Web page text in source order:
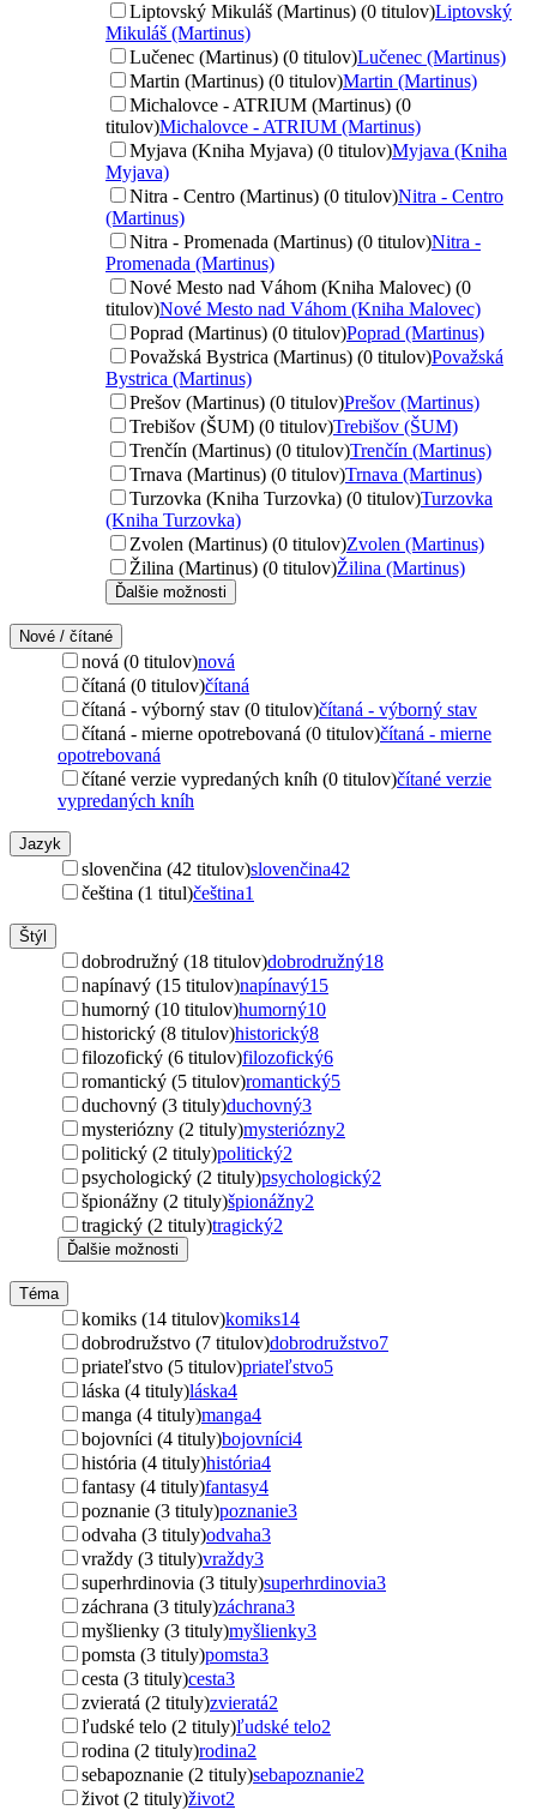
Liptovský Mikuláš (Martinus) (0 titulov)Liptovský
Mikuláš (Martinus)
Lučenec (Martinus) (0 titulov)Lučenec (Martinus)
Martin (Martinus) (0 titulov)Martin (Martinus)
Michalovce - ATRIUM (Martinus) (0
titulov)Michalovce - ATRIUM (Martinus)
Myjava (Kniha Myjava) (0 titulov)Myjava (Kniha
Myjava)
Nitra - Centro (Martinus) (0 titulov)Nitra - Centro
(Martinus)
Nitra - Promenada (Martinus) (0 titulov)Nitra -
Promenada (Martinus)
Nové Mesto nad Váhom (Kniha Malovec) (0
titulov)Nové Mesto nad Váhom (Kniha Malovec)
Poprad (Martinus) (0 titulov)Poprad (Martinus)
Považská Bystrica (Martinus) (0 titulov)Považská
Bystrica (Martinus)
Prešov (Martinus) (0 titulov)Prešov (Martinus)
Trebišov (ŠUM) (0 titulov)Trebišov (ŠUM)
Trenčín (Martinus) (0 titulov)Trenčín (Martinus)
Trnava (Martinus) (0 titulov)Trnava (Martinus)
Turzovka (Kniha Turzovka) (0 titulov)Turzovka
(Kniha Turzovka)
Zvolen (Martinus) (0 titulov)Zvolen (Martinus)
Žilina (Martinus) (0 titulov)Žilina (Martinus)
Ďalšie možnosti
Nové / čítané
nová (0 titulov)nová
čítaná (0 titulov)čítaná
čítaná - výborný stav (0 titulov)čítaná - výborný stav
čítaná - mierne opotrebovaná (0 titulov)čítaná - mierne
opotrebovaná
čítané verzie vypredaných kníh (0 titulov)čítané verzie
vypredaných kníh
Jazyk
slovenčina (42 titulov)slovenčina42
čeština (1 titul)čeština1
Štýl
dobrodružný (18 titulov)dobrodružný18
napínavý (15 titulov)napínavý15
humorný (10 titulov)humorný10
historický (8 titulov)historický8
filozofický (6 titulov)filozofický6
romantický (5 titulov)romantický5
duchovný (3 tituly)duchovný3
mysteriózny (2 tituly)mysteriózny2
politický (2 tituly)politický2
psychologický (2 tituly)psychologický2
špionážny (2 tituly)špionážny2
tragický (2 tituly)tragický2
Ďalšie možnosti
Téma
komiks (14 titulov)komiks14
dobrodružstvo (7 titulov)dobrodružstvo7
priateľstvo (5 titulov)priateľstvo5
láska (4 tituly)láska4
manga (4 tituly)manga4
bojovníci (4 tituly)bojovníci4
história (4 tituly)história4
fantasy (4 tituly)fantasy4
poznanie (3 tituly)poznanie3
odvaha (3 tituly)odvaha3
vraždy (3 tituly)vraždy3
superhrdinovia (3 tituly)superhrdinovia3
záchrana (3 tituly)záchrana3
myšlienky (3 tituly)myšlienky3
pomsta (3 tituly)pomsta3
cesta (3 tituly)cesta3
zvieratá (2 tituly)zvieratá2
ľudské telo (2 tituly)ľudské telo2
rodina (2 tituly)rodina2
sebapoznanie (2 tituly)sebapoznanie2
život (2 tituly)život2